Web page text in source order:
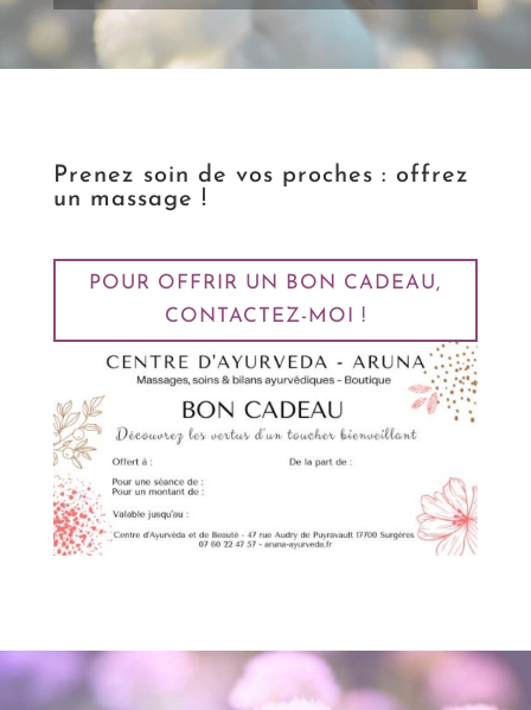
Prenez soin de vos proches : offrez
un massage !
POUR OFFRIR UN BON CADEAU,
CONTACTEZ-MOI !